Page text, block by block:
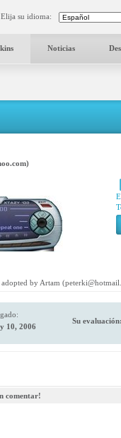
Elija su idioma:
Noticias
by Artam
10, 2006
Su evaluación:
comentar!